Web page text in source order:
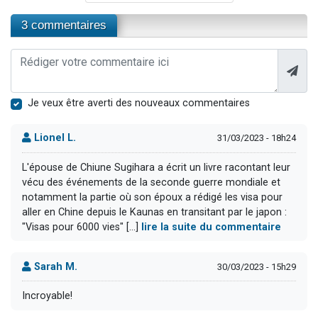
3 commentaires
Je veux être averti des nouveaux commentaires
Lionel L. 31/03/2023 - 18h24
L'épouse de Chiune Sugihara a écrit un livre racontant leur
vécu des événements de la seconde guerre mondiale et
notamment la partie où son époux a rédigé les visa pour
aller en Chine depuis le Kaunas en transitant par le japon :
"Visas pour 6000 vies" [...]
lire la suite du commentaire
Sarah M. 30/03/2023 - 15h29
Incroyable!